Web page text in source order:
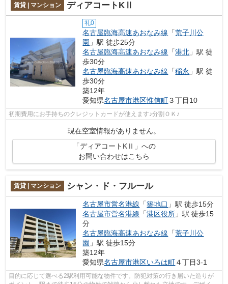
賃貸 | マンション ディアコートKⅡ
礼0
名古屋臨海高速あおなみ線 「荒子川公
園 」駅 徒歩25分
名古屋臨海高速あおなみ線 「港北 」駅 徒
歩30分
名古屋臨海高速あおなみ線 「稲永 」駅 徒
歩30分
築12年
愛知県名古屋市港区惟信町３丁目10
初期費用にお手持ちのクレジットカードが使えます♪分割ＯＫ♪
現在空室情報がありません。
「ディアコートKⅡ」への
お問い合わせはこちら
賃貸 | マンション シャン・ド・フルール
名古屋市営名港線 「築地口 」駅 徒歩15分
名古屋市営名港線 「港区役所 」駅 徒歩15
分
名古屋臨海高速あおなみ線 「荒子川公
園 」駅 徒歩15分
築12年
愛知県名古屋市港区いろは町４丁目3-1
目的に応じて選べる2駅利用可能な物件です。防犯対策の行き届いた造りが